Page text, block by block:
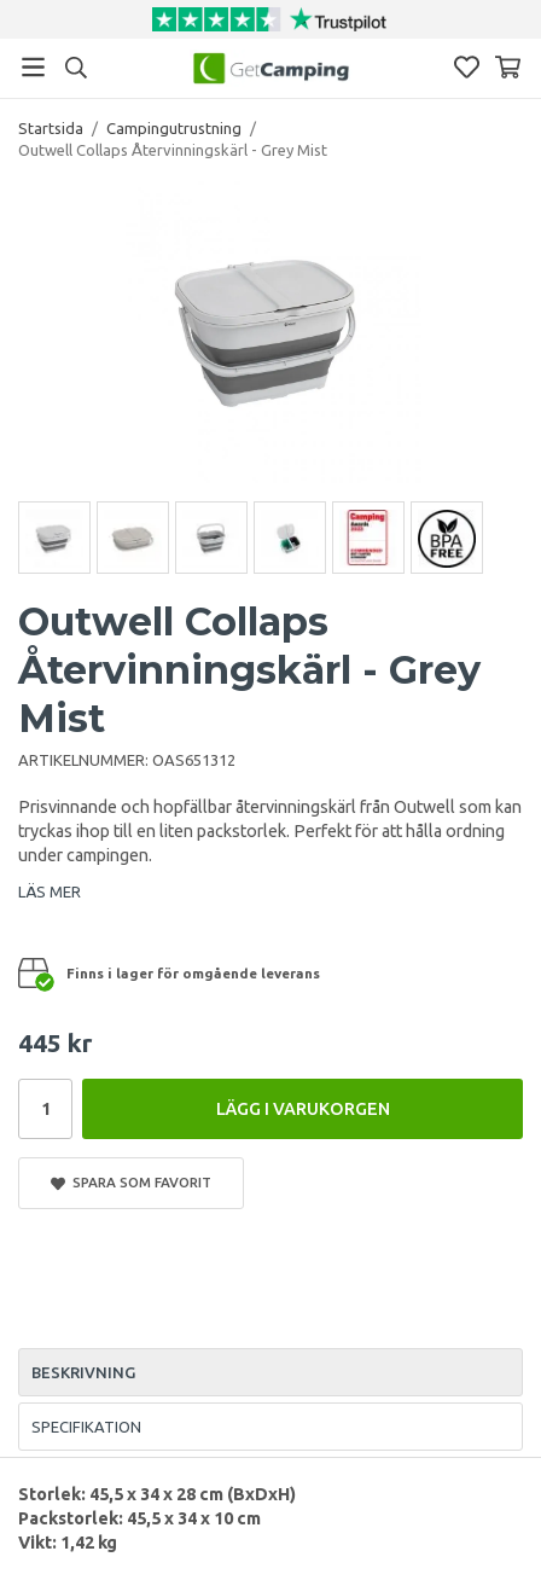
Startsida / Campingutrustning
/
Outwell Collaps Återvinningskärl - Grey Mist
Outwell Collaps
Återvinningskärl - Grey
Mist
ARTIKELNUMMER: OAS651312
Prisvinnande och hopfällbar återvinningskärl från Outwell som kan
tryckas ihop till en liten packstorlek. Perfekt för att hålla ordning
under campingen.
LÄS MER
Finns i lager för omgående leverans
445 kr
LÄGG I VARUKORGEN
SPARA SOM FAVORIT
BESKRIVNING
SPECIFIKATION
Storlek: 45,5 x 34 x 28 cm (BxDxH)
Packstorlek: 45,5 x 34 x 10 cm
Vikt: 1,42 kg